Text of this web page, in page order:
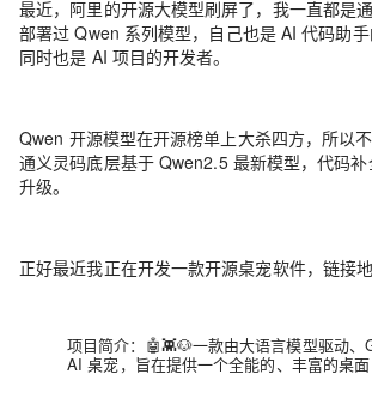
最近，阿里的开源大模型刷屏了，我一直都是
部署过 Qwen 系列模型，自己也是 AI 代码助手
同时也是 AI 项目的开发者。
Qwen 开源模型在开源榜单上大杀四方，所以不
通义灵码底层基于 Qwen2.5 最新模型，代码
升级。
正好最近我正在开发一款开源桌宠软件，链接
项目简介：🤖👾🐶一款由大语言模型驱动、
AI 桌宠，旨在提供一个全能的、丰富的桌面